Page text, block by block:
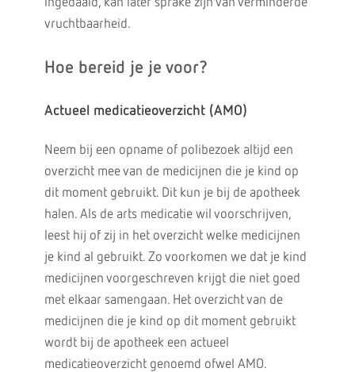
ingedaald, kan later sprake zijn van verminderde
vruchtbaarheid.
Hoe bereid je je voor?
Actueel medicatieoverzicht (AMO)
Neem bij een opname of polibezoek altijd een
overzicht mee van de medicijnen die je kind op
dit moment gebruikt. Dit kun je bij de apotheek
halen. Als de arts medicatie wil voorschrijven,
leest hij of zij in het overzicht welke medicijnen
je kind al gebruikt. Zo voorkomen we dat je kind
medicijnen voorgeschreven krijgt die niet goed
met elkaar samengaan. Het overzicht van de
medicijnen die je kind op dit moment gebruikt
wordt bij de apotheek een actueel
medicatieoverzicht genoemd ofwel AMO.